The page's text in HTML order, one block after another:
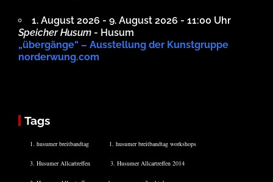
1. August 2026 - 9. August 2026 - 11:00 Uhr
Speicher Husum - Husum
„übergänge“ – Ausstellung der Kunstgruppe
norderwung.com
Tags
1. husumer breitbandtag 1. husumer breitbandtag workshops
3. Husumer Allcartreffen 3. Husumer Allcartreffen 2014